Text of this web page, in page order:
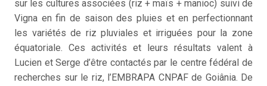
sur les cultures associées (riz + maïs + manioc) suivi de
Vigna en fin de saison des pluies et en perfectionnant
les variétés de riz pluviales et irriguées pour la zone
équatoriale. Ces activités et leurs résultats valent à
Lucien et Serge d’être contactés par le centre fédéral de
recherches sur le riz, l’EMBRAPA CNPAF de Goiânia. De